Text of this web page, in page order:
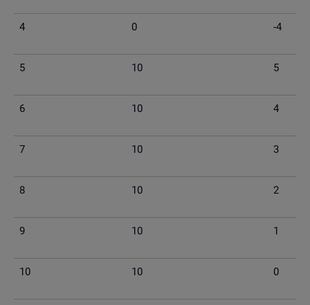
4 0 -4
5 10 5
6 10 4
7 10 3
8 10 2
9 10 1
10 10 0